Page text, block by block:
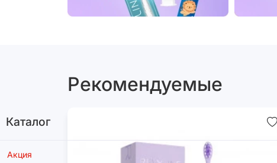
Каталог
Акция
Рекомендуемые